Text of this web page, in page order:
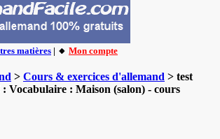
matières | 🔸 Mon compte
> Cours & exercices d'allemand > test
: Vocabulaire : Maison (salon) - cours